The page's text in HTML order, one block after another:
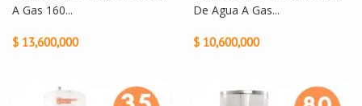
A Gas 160...
$ 13,600,000
De Agua A Gas...
$ 10,600,000